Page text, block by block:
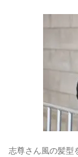
志尊さん風の髪型